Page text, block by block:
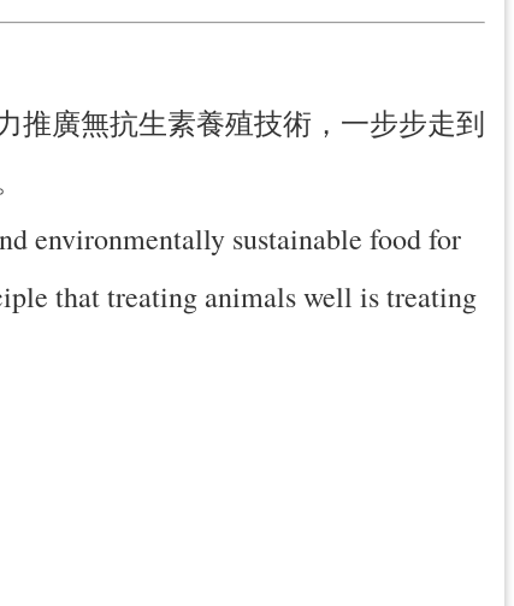
推廣無抗生素養殖技術，一步步走到
environmentally sustainable food for
that treating animals well is treating